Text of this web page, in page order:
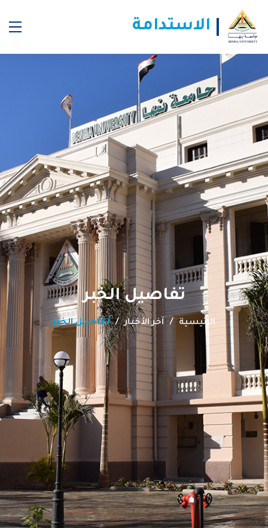
انطلاق موسم حصاد السمك البلطي بالمزارع السمكية المفتوحة بكلية الزراعة
بمشتهر
الاستدامة
تفاصيل الخبر
الرئيسية آخر الأخبار تفاصيل الخبر